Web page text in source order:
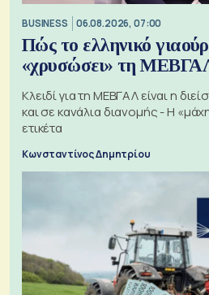
BUSINESS 06.08.2026, 07:00
Πώς το ελληνικό
«χρυσώσει» τη
Κλειδί για τη ΜΕΒΓΑΛ είναι η
και σε κανάλια διανομής - Η
ετικέτα
Κωνσταντίνος Δημητρίου